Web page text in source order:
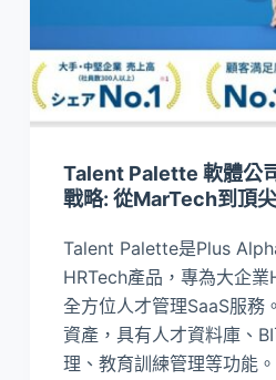
Talent Palette 軟體公
戰略: 從MarTech到頂
Talent Palette是Plus
HRTech產品，專為大企
全方位人才管理SaaS服務
資產，具有人才資料庫、
理、教育訓練管理等功能